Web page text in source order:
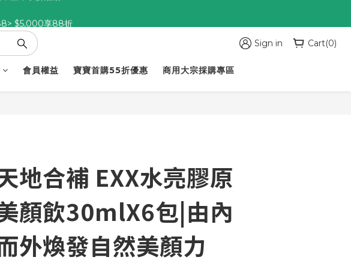
立即了解活動>>
$5,000享88折
Sign in Cart(0)
會員權益 寶寶首購55折優惠 商用大宗採購專區
地合補 EXX水亮膠原
顏飲30mlX6包|由內
外煥發自然美顏力